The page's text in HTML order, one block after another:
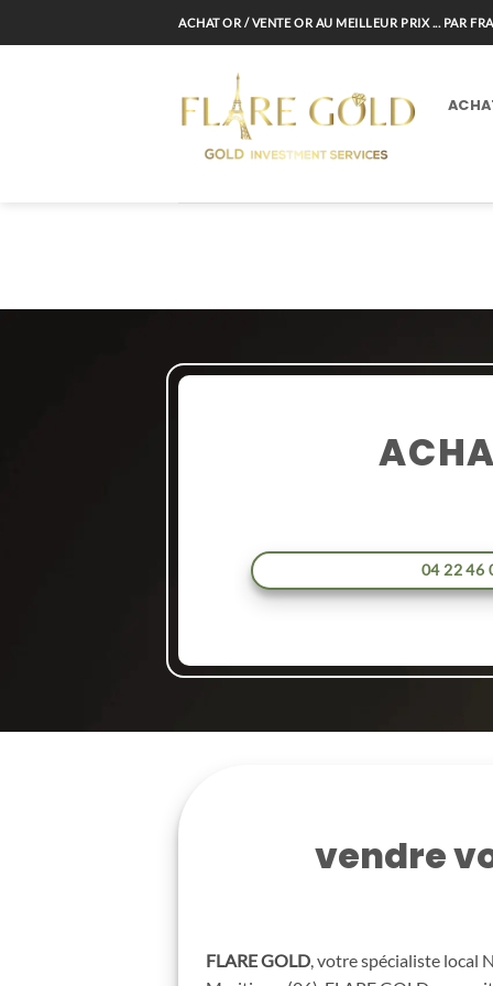
ACHAT OR / VENTE OR AU MEILLEUR PRIX ... PAR
04 22 46
vendre
FLARE GOLD, votre spécialiste local